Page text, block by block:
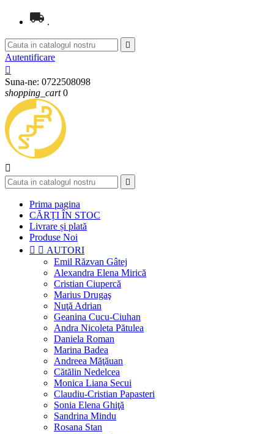
.

Autentificare

Suna-ne: 0722508098
shopping_cart 0


Prima pagina
CĂRȚI ÎN STOC
Livrare și plată
Produse Noi
  AUTORI
Emil Răzvan Gâtej
Alexandra Elena Mirică
Cristian Ciupercă
Marius Drugaş
Nuţă Adrian
Geanina Cucu-Ciuhan
Andra Nicoleta Pătulea
Daniela Roman
Marina Badea
Andreea Măţăuan
Cătălin Nedelcea
Monica Liana Secui
Claudiu-Cristian Papasteri
Sonia Elena Ghiţă
Sandrina Mindu
Rosana Stan